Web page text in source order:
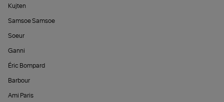
Kujten
Samsoe Samsoe
Soeur
Ganni
Éric Bompard
Barbour
Ami Paris